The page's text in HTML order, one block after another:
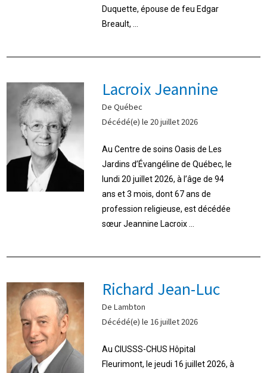
Duquette, épouse de feu Edgar
Breault, ...
Lacroix Jeannine
De Québec
Décédé(e) le 20 juillet 2026
Au Centre de soins Oasis de Les
Jardins d’Évangéline de Québec, le
lundi 20 juillet 2026, à l’âge de 94
ans et 3 mois, dont 67 ans de
profession religieuse, est décédée
sœur Jeannine Lacroix ...
Richard Jean-Luc
De Lambton
Décédé(e) le 16 juillet 2026
Au CIUSSS-CHUS Hôpital
Fleurimont, le jeudi 16 juillet 2026, à